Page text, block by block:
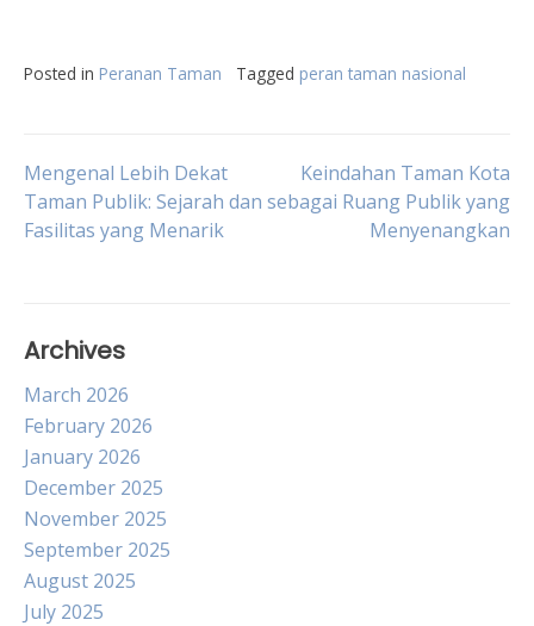
Posted in Peranan Taman Tagged peran taman nasional
Post
navigation
Mengenal Lebih Dekat
Taman Publik: Sejarah dan
Fasilitas yang Menarik
Keindahan Taman Kota
sebagai Ruang Publik yang
Menyenangkan
Archives
March 2026
February 2026
January 2026
December 2025
November 2025
September 2025
August 2025
July 2025